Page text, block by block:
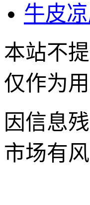
牛皮
本站不
仅作为
因信息
市场有